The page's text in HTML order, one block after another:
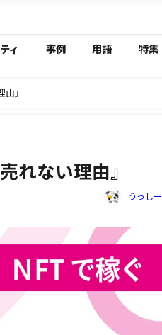
ィ 事例 用語 特集
』
れない理由』
うっしー